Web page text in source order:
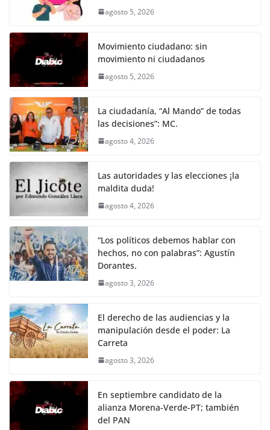
agosto 5, 2026
Movimiento ciudadano: sin
movimiento ni ciudadanos
agosto 5, 2026
La ciudadanía, “Al Mando” de todas
las decisiones”: MC.
agosto 4, 2026
Las autoridades y las elecciones ¡la
maldita duda!
agosto 4, 2026
“Los políticos debemos hablar con
hechos, no con palabras”: Agustín
Dorantes.
agosto 3, 2026
El derecho de las audiencias y la
manipulación desde el poder: La
Carreta
agosto 3, 2026
En septiembre candidato de la
alianza Morena-Verde-PT; también
del PAN